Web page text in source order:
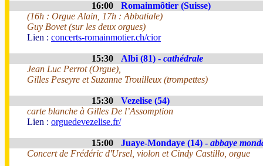
16:00
Romainmôtier (Suisse)
(16h : Orgue Alain, 17h : Abbatiale)
Guy Bovet (sur les deux orgues)
Lien : concerts-romainmotier.ch/cior
15:30 Albi (81) - cathédrale
Jean Luc Perrot (Orgue),
Gilles Peseyre et Suzanne Trouilleux (trompettes)
15:30
Vezelise (54)
carte blanche à Gilles De l’Assomption
Lien : orguedevezelise.fr/
15:00 Juaye-Mondaye (14) - abbaye
Concert de Frédéric d'Ursel, violon et Cindy Castillo, orgue